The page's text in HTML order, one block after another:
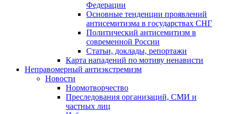
Федерации
Основные тенденции проявлений
антисемитизма в государствах СНГ
Политический антисемитизм в
современной России
Статьи, доклады, репортажи
Карта нападений по мотиву ненависти
Неправомерный антиэкстремизм
Новости
Нормотворчество
Преследования организаций, СМИ и
частных лиц